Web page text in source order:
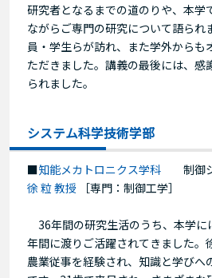
研究者となるまでの道のりや、本学
ながらご専門の研究について語られ
員・学生らが訪れ、また学外からも
ただきました。講義の最後には、感
られました。
システム科学技術学部
■知能メカトロニクス学科 制御シ
徐 粒 教授 ［専門：制御工学］
36年間の研究生活のうち、本学に
年間に渡りご活躍されてきました。
農業従事を経験され、知識と学びへ